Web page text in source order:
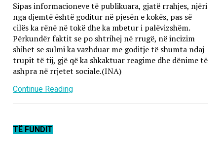
Sipas informacioneve të publikuara, gjatë rrahjes, njëri
nga djemtë është goditur në pjesën e kokës, pas së
cilës ka rënë në tokë dhe ka mbetur i palëvizshëm.
Përkundër faktit se po shtrihej në rrugë, në incizim
shihet se sulmi ka vazhduar me goditje të shumta ndaj
trupit të tij, gjë që ka shkaktuar reagime dhe dënime të
ashpra në rrjetet sociale.(INA)
Continue Reading
TË FUNDIT